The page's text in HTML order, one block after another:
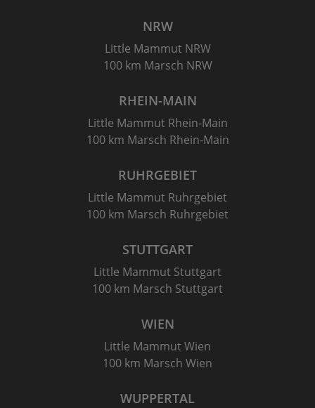
NRW
Little Mammut NRW
100 km Marsch NRW
RHEIN-MAIN
Little Mammut Rhein-Main
100 km Marsch Rhein-Main
RUHRGEBIET
Little Mammut Ruhrgebiet
100 km Marsch Ruhrgebiet
STUTTGART
Little Mammut Stuttgart
100 km Marsch Stuttgart
WIEN
Little Mammut Wien
100 km Marsch Wien
WUPPERTAL